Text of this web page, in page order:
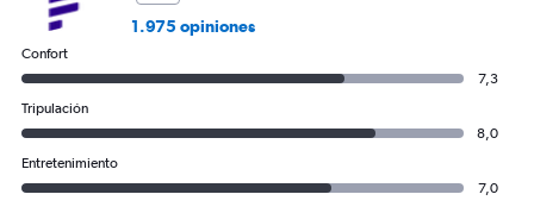
1.975 opiniones
Confort
7,3
Tripulación
8,0
Entretenimiento
7,0